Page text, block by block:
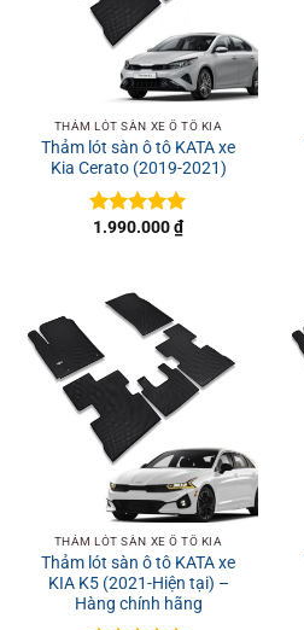
THẢM LÓT SÀN XE Ô TÔ KIA
Thảm lót sàn ô tô KATA xe
Kia Cerato (2019-2021)
Được xếp
1.990.000₫
THẢM LÓT SÀN XE Ô TÔ KIA
Thảm lót sàn ô tô KATA xe
KIA K5 (2021-Hiện tại) –
Hàng chính hãng